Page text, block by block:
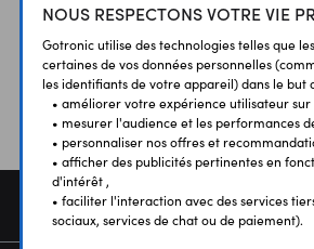
Vos aviset
COMMANDE
NOUS RESPECTONS VOTRE VIE
Gotronic utilise des technologies telles que
certaines de vos données personnelles
les identifiants de votre appareil) dans le but
• améliorer votre expérience utilisateur sur
• mesurer l'audience et les performances
• personnaliser nos offres et
• afficher des publicités pertinentes en
d'intérêt ,
• faciliter l'interaction avec des services
sociaux, services de chat ou de paiement).